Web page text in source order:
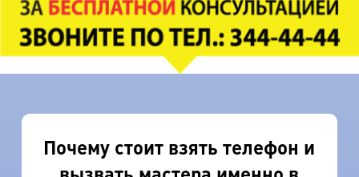
Почему стоит взять телефон и